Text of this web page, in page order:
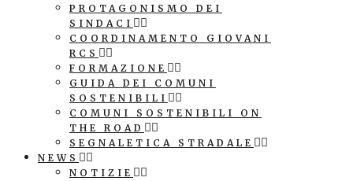
PROTAGONISMO DEI
SINDACI
COORDINAMENTO GIOVANI
RCS
FORMAZIONE
GUIDA DEI COMUNI
SOSTENIBILI
COMUNI SOSTENIBILI ON
THE ROAD
SEGNALETICA STRADALE
NEWS
NOTIZIE